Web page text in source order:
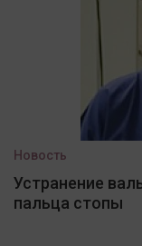
Новость
Устранение
пальца стопы